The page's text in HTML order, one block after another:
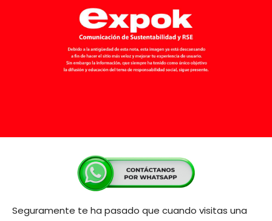
Seguramente te ha pasado que cuando visitas una